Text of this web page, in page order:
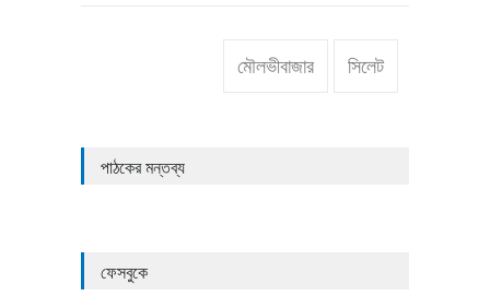
মৌলভীবাজার সিলেট
পাঠকের মন্তব্য
ফেসবুকে